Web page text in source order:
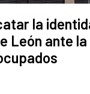
la
León ante la